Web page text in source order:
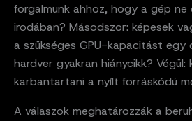
forgalmunk ahhoz, hogy a gép
irodában? Másodszor: képesek
a szükséges GPU-kapacitást egy
hardver gyakran hiánycikk?
karbantartani a nyílt forráskódú
A válaszok meghatározzák a